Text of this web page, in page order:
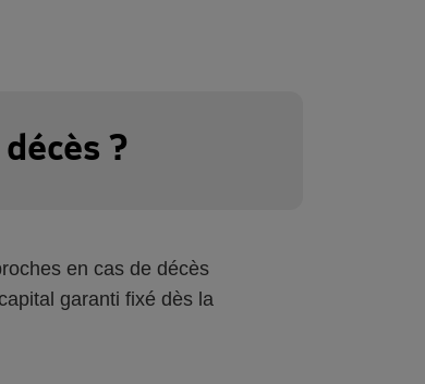
?
en cas de décès
garanti fixé dès la